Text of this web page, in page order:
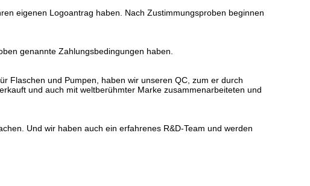
eigenen Logoantrag haben. Nach Zustimmungsproben beginnen
genannte Zahlungsbedingungen haben.
Flaschen und Pumpen, haben wir unseren QC, zum er durch
und auch mit weltberühmter Marke zusammenarbeiteten und
Und wir haben auch ein erfahrenes R&D-Team und werden